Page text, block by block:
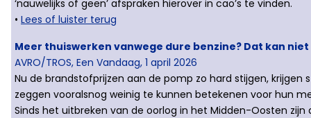
‘nauwelijks of geen’ afspraken hierover in cao’s te vinden.
• Lees of luister terug
Meer thuiswerken vanwege dure benzine? Dat kan
AVRO/TROS, Een Vandaag, 1 april 2026
Nu de brandstofprijzen aan de pomp zo hard stijgen,
zeggen vooralsnog weinig te kunnen betekenen voor hun
Sinds het uitbreken van de oorlog in het Midden-Oosten